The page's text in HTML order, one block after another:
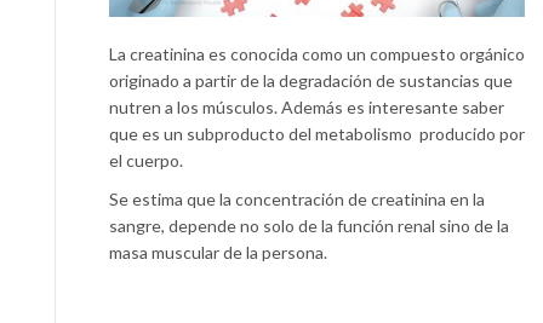
La creatinina es conocida como un compuesto orgánico
originado a partir de la degradación de sustancias que
nutren a los músculos. Además es interesante saber
que es un subproducto del metabolismo producido por
el cuerpo.
Se estima que la concentración de creatinina en la
sangre, depende no solo de la función renal sino de la
masa muscular de la persona.